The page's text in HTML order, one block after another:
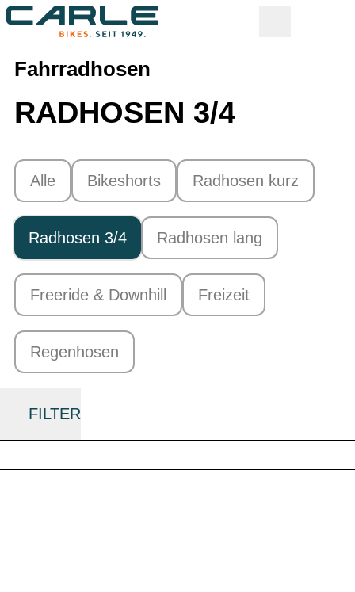
Fahrradhosen
RADHOSEN 3/4
Alle Bikeshorts Radhosen kurz
Radhosen 3/4 Radhosen lang
Freeride & Downhill Freizeit
Regenhosen
FILTER